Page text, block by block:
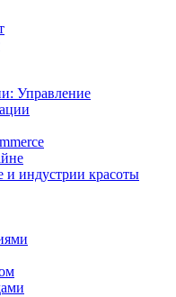
Управление
индустрии красоты